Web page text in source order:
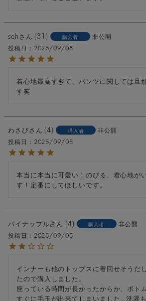
sch 31 購入者
非公開
投稿日
2025/09/08
着心地最高すぎて、パンツに関しては旦
す笑
わさび 4 購入者
非公開
投稿日
2025/09/05
本当に本当に可愛い！のびる、着心地が
す！定番にしてほしいです。
パイナップル 4 購入者
非公開
投稿日
2025/09/05
インナーも他のトップスに着回せそうだ
たので購入しました。
座っている時間が長かったからか、ボト
すぐに毛玉が出来てしまいました…洗濯